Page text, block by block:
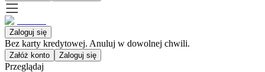
Zaloguj się
Bez karty kredytowej. Anuluj w dowolnej chwili.
Załóż konto Zaloguj się
Przeglądaj